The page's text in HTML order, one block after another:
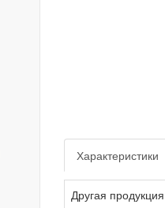
Характеристики
Другая